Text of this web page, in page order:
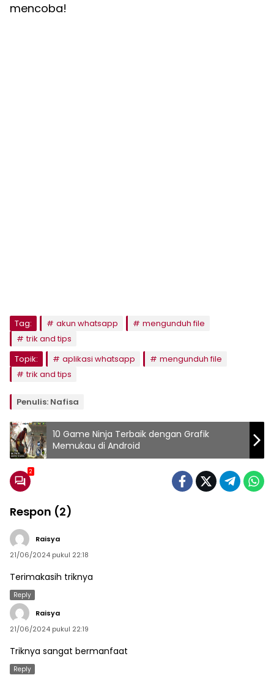
mencoba!
Tag: akun whatsapp
mengunduh file
trik and tips
Topik:
aplikasi whatsapp
mengunduh file
trik and tips
Penulis: Nafisa
10 Game Ninja Terbaik dengan Grafik
Memukau di Android
2
Respon (2)
Raisya
21/06/2024 pukul 22:18
Terimakasih triknya
Reply
Raisya
21/06/2024 pukul 22:19
Triknya sangat bermanfaat
Reply